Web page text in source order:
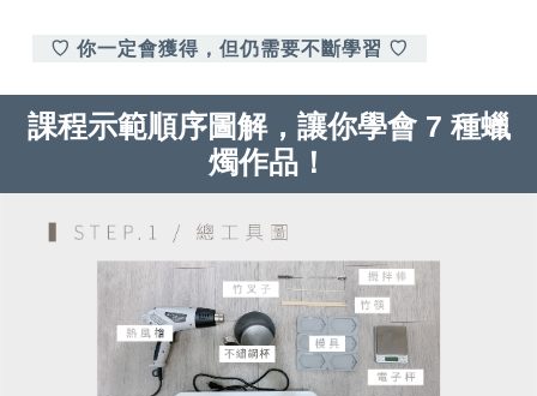
♡ 你一定會獲得，但仍需要不斷學習 ♡
課程示範順序圖解，讓你學會 7 種蠟
燭作品！